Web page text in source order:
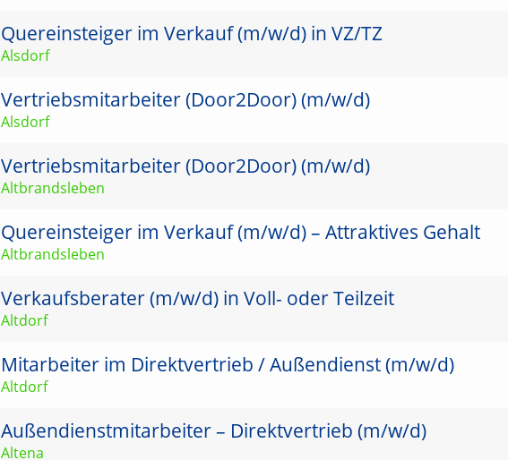
Quereinsteiger im Verkauf (m/w/d) in VZ/TZ
Alsdorf
Vertriebsmitarbeiter (Door2Door) (m/w/d)
Alsdorf
Vertriebsmitarbeiter (Door2Door) (m/w/d)
Altbrandsleben
Quereinsteiger im Verkauf (m/w/d) – Attraktives Gehalt
Altbrandsleben
Verkaufsberater (m/w/d) in Voll- oder Teilzeit
Altdorf
Mitarbeiter im Direktvertrieb / Außendienst (m/w/d)
Altdorf
Außendienstmitarbeiter – Direktvertrieb (m/w/d)
Altena